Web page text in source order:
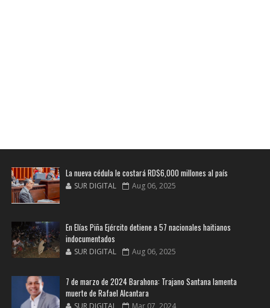
La nueva cédula le costará RD$6,000 millones al país
SUR DIGITAL Aug 06, 2025
En Elías Piña Ejército detiene a 57 nacionales haitianos
indocumentados
SUR DIGITAL Aug 06, 2025
7 de marzo de 2024 Barahona: Trajano Santana lamenta
muerte de Rafael Alcantara